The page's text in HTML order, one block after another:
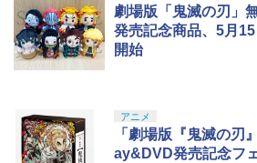
劇場版「鬼滅の刃」
発売記念商品、5月
開始
アニメ
「劇場版『鬼滅の刃
ay&DVD発売記念フ